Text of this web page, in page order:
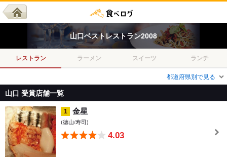
山口ベスト レストラン2008
レストラン ラーメン スイーツ ランチ
都道府県別で見る
山口 受賞店舗一覧
1 金星
(徳山/寿司)
4.03